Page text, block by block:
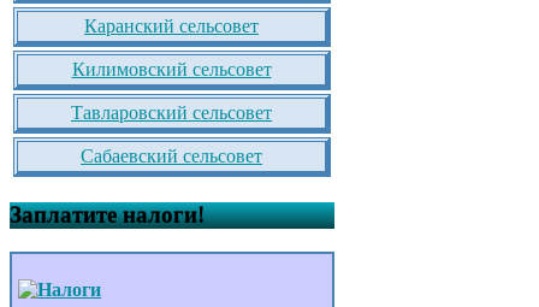
Каранский сельсовет
Килимовский сельсовет
Тавларовский сельсовет
Сабаевский сельсовет
Заплатите налоги!